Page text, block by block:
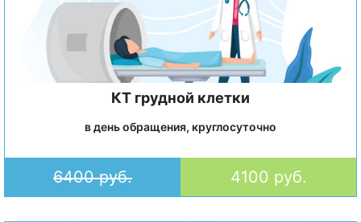
КТ грудной клетки
в день обращения, круглосуточно
6400 руб. 4100 руб.